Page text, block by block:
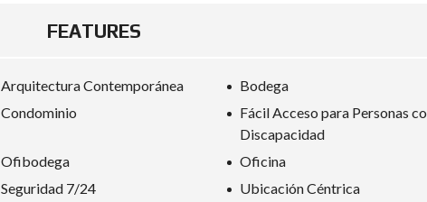
FEATURES
Arquitectura Contemporánea
Bodega
Condominio
Fácil Acceso para Personas
Discapacidad
Ofibodega
Oficina
Seguridad 7/24
Ubicación Céntrica